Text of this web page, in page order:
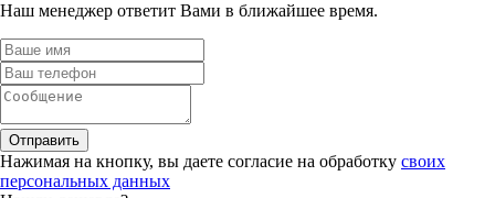
Наш менеджер ответит Вами в ближайшее время.
Отправить
Нажимая на кнопку, вы даете согласие на обработку своих
персональных данных